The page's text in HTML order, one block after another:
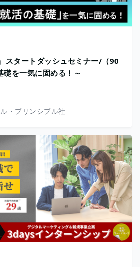
スタートダッシュセミナー/（90
礎を一気に固める！～
・プリンシプル社